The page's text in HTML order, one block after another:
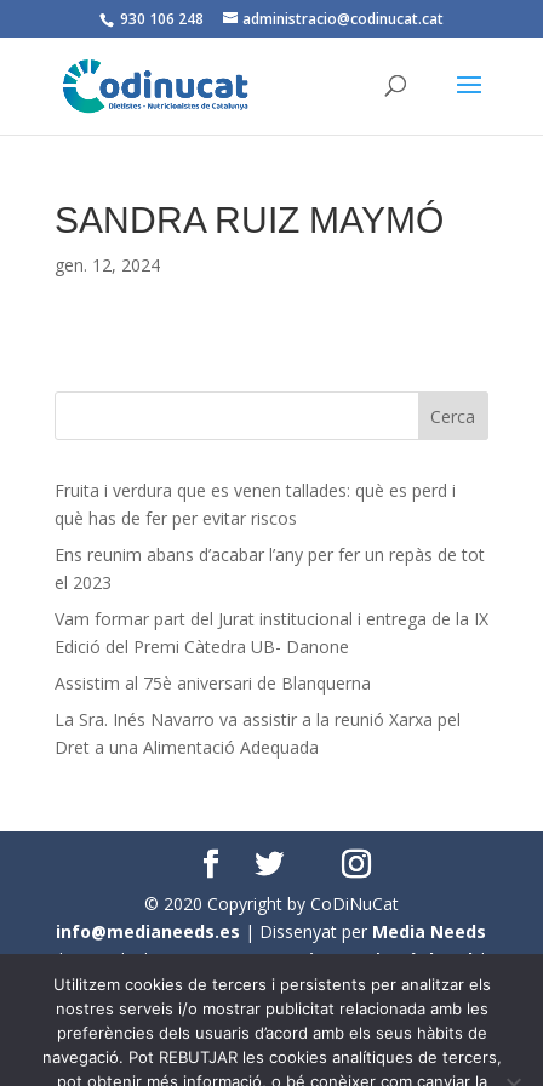
930 106 248 administracio@codinucat.cat
SANDRA RUIZ MAYMÓ
gen. 12, 2024
Fruita i verdura que es venen tallades: què es perd i
què has de fer per evitar riscos
Ens reunim abans d’acabar l’any per fer un repàs de tot
el 2023
Vam formar part del Jurat institucional i entrega de la IX
Edició del Premi Càtedra UB- Danone
Assistim al 75è aniversari de Blanquerna
La Sra. Inés Navarro va assistir a la reunió Xarxa pel
Dret a una Alimentació Adequada
© 2020 Copyright by CoDiNuCat
info@medianeeds.es | Dissenyat per Media Needs
| Tots els drets reservats aCoDiNuCat |Avís legal|
Avís per cookies
En aquest web s'ha tingut en compte l'ús no sexista del
llenguatge. No obstant això, i a causa de la seva
Utilitzem cookies de tercers i persistents per analitzar els
nostres serveis i/o mostrar publicitat relacionada amb les
preferències dels usuaris d’acord amb els seus hàbits de
navegació. Pot REBUTJAR les cookies analítiques de tercers,
pot obtenir més informació, o bé conèixer com canviar la